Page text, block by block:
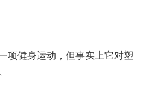
项健身运动，但事实上它对塑